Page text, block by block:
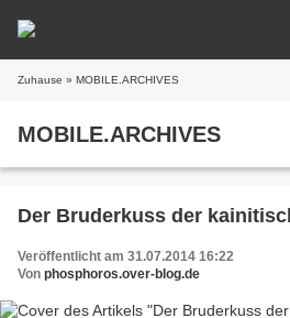
Zuhause » MOBILE.ARCHIVES
MOBILE.ARCHIVES
Der Bruderkuss der
Veröffentlicht am 31.07.2014 16:22
Von phosphoros.over-blog.de